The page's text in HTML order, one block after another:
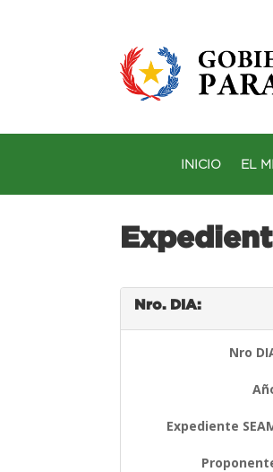
INICIO EL
Nro. DIA:
Nro
Expediente